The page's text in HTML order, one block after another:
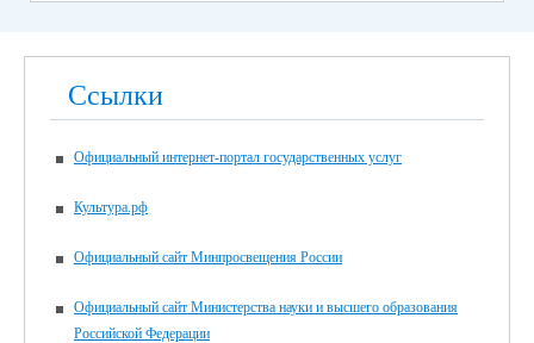
Ссылки
Официальный интернет-портал государственных услуг
Культура.рф
Официальный сайт Минпросвещения России
Официальный сайт Министерства науки и высшего образования
Российской Федерации